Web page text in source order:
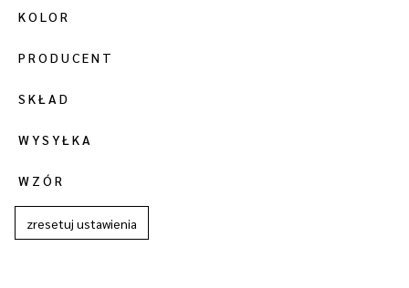
KOLOR
PRODUCENT
SKŁAD
WYSYŁKA
WZÓR
zresetuj ustawienia